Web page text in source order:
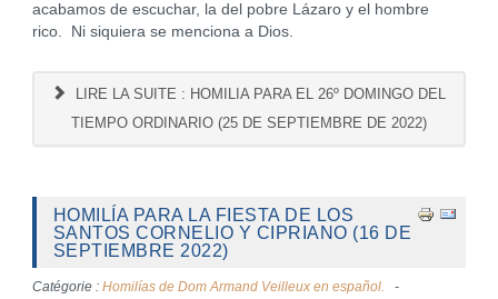
acabamos de escuchar, la del pobre Lázaro y el hombre
rico. Ni siquiera se menciona a Dios.
LIRE LA SUITE : HOMILIA PARA EL 26º DOMINGO DEL
TIEMPO ORDINARIO (25 DE SEPTIEMBRE DE 2022)
HOMILÍA PARA LA FIESTA DE LOS
SANTOS CORNELIO Y CIPRIANO (16 DE
SEPTIEMBRE 2022)
Catégorie : Homilías de Dom Armand Veilleux en español.